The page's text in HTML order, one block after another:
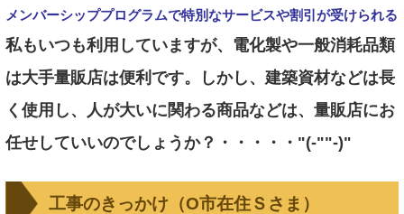
メンバーシッププログラムで特別なサービスや割引が受けられる
私もいつも利用していますが、 電化製や一般消耗品類
は大手量販店は便利です。しかし、建築資材などは長
く使用し、人が大いに関わる商品などは、量販店にお
任せしていいのでしょうか？・・・・・"(-""-)"
工事のきっかけ（O市在住Ｓさま）